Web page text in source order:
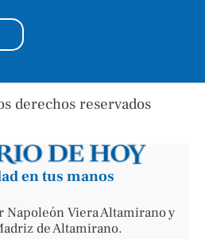
derechos reservados
en tus manos
Napoleón Viera Altamirano y
de Altamirano.